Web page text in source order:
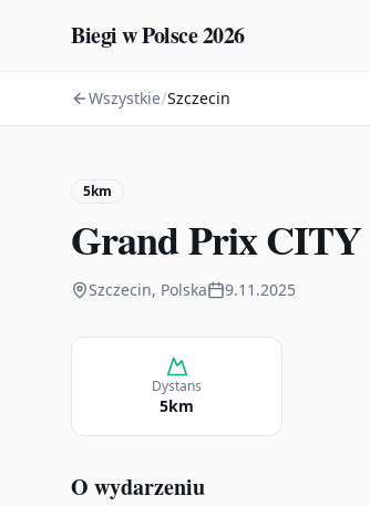
Biegi w Polsce 2026
Wszystkie/Szczecin
5km
Grand Prix
Szczecin, Polska 9.11.2025
Dystans
5km
O wydarzeniu